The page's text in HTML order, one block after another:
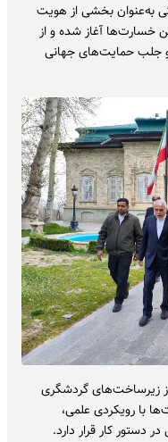
به‌عنوان بخشی از هویت
خسارت‌ها آغاز شده و از
و جلب حمایت‌های جهانی
زیرساخت‌های گردشگری
با رویکردی علمی،
دستور کار قرار دارد.